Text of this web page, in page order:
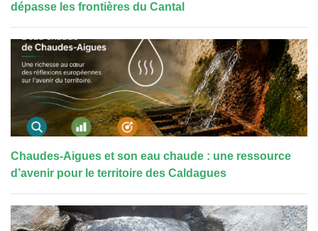
dépasse les frontières du Cantal
Chaudes-Aigues et son eau chaude : une ressource
d’avenir pour le territoire des Caldagues